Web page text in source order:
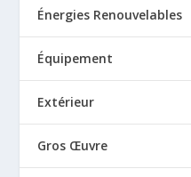
Énergies Renouvelables
Équipement
Extérieur
Gros Œuvre